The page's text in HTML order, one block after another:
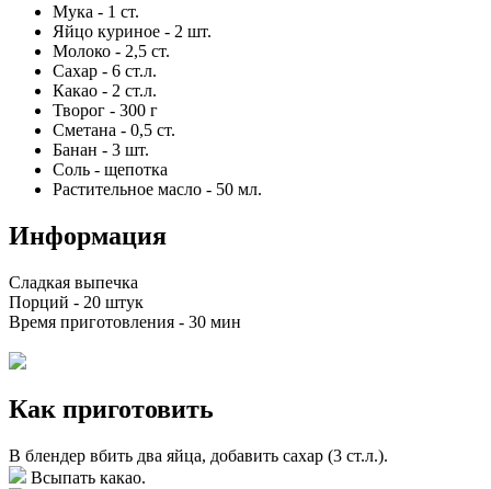
Мука - 1 ст.
Яйцо куриное - 2 шт.
Молоко - 2,5 ст.
Сахар - 6 ст.л.
Какао - 2 ст.л.
Творог - 300 г
Сметана - 0,5 ст.
Банан - 3 шт.
Соль - щепотка
Растительное масло - 50 мл.
Информация
Сладкая выпечка
Порций - 20 штук
Время приготовления - 30 мин
Как приготовить
В блендер вбить два яйца, добавить сахар (3 ст.л.).
Всыпать какао.